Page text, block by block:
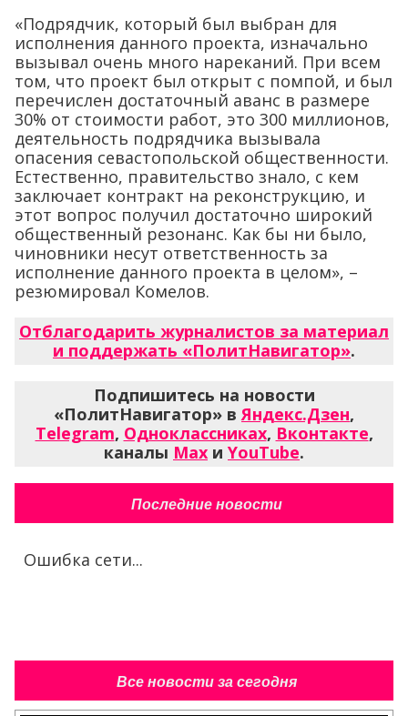
«Подрядчик, который был выбран для
исполнения данного проекта, изначально
вызывал очень много нареканий. При всем
том, что проект был открыт с помпой, и был
перечислен достаточный аванс в размере
30% от стоимости работ, это 300 миллионов,
деятельность подрядчика вызывала
опасения севастопольской общественности.
Естественно, правительство знало, с кем
заключает контракт на реконструкцию, и
этот вопрос получил достаточно широкий
общественный резонанс. Как бы ни было,
чиновники несут ответственность за
исполнение данного проекта в целом», –
резюмировал Комелов.
Отблагодарить журналистов за материал
и поддержать «ПолитНавигатор».
Подпишитесь на новости
«ПолитНавигатор» вЯндекс.Дзен,
Telegram, Одноклассниках, Вконтакте,
каналы Max и YouTube.
Последние новости
Ошибка сети...
Все новости за сегодня